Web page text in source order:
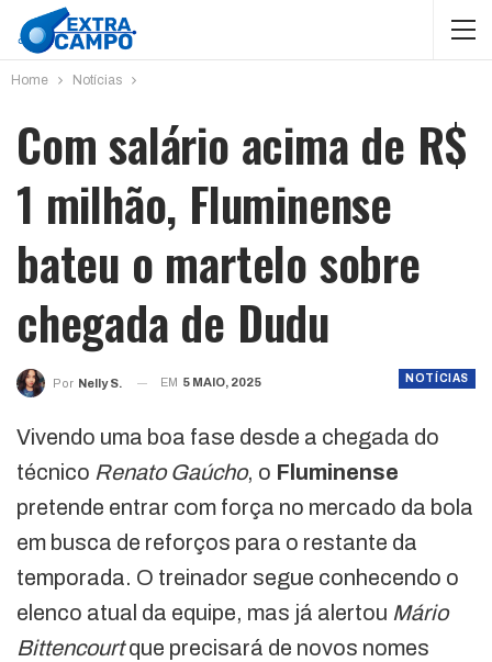
Home Notícias
Com salário acima de R$
1 milhão, Fluminense
bateu o martelo sobre
chegada de Dudu
NOTÍCIAS
Por Nelly S. EM 5 MAIO, 2025
Vivendo uma boa fase desde a chegada do
técnico Renato Gaúcho, o Fluminense
pretende entrar com força no mercado da bola
em busca de reforços para o restante da
temporada. O treinador segue conhecendo o
elenco atual da equipe, mas já alertou Mário
Bittencourtque precisará de novos nomes